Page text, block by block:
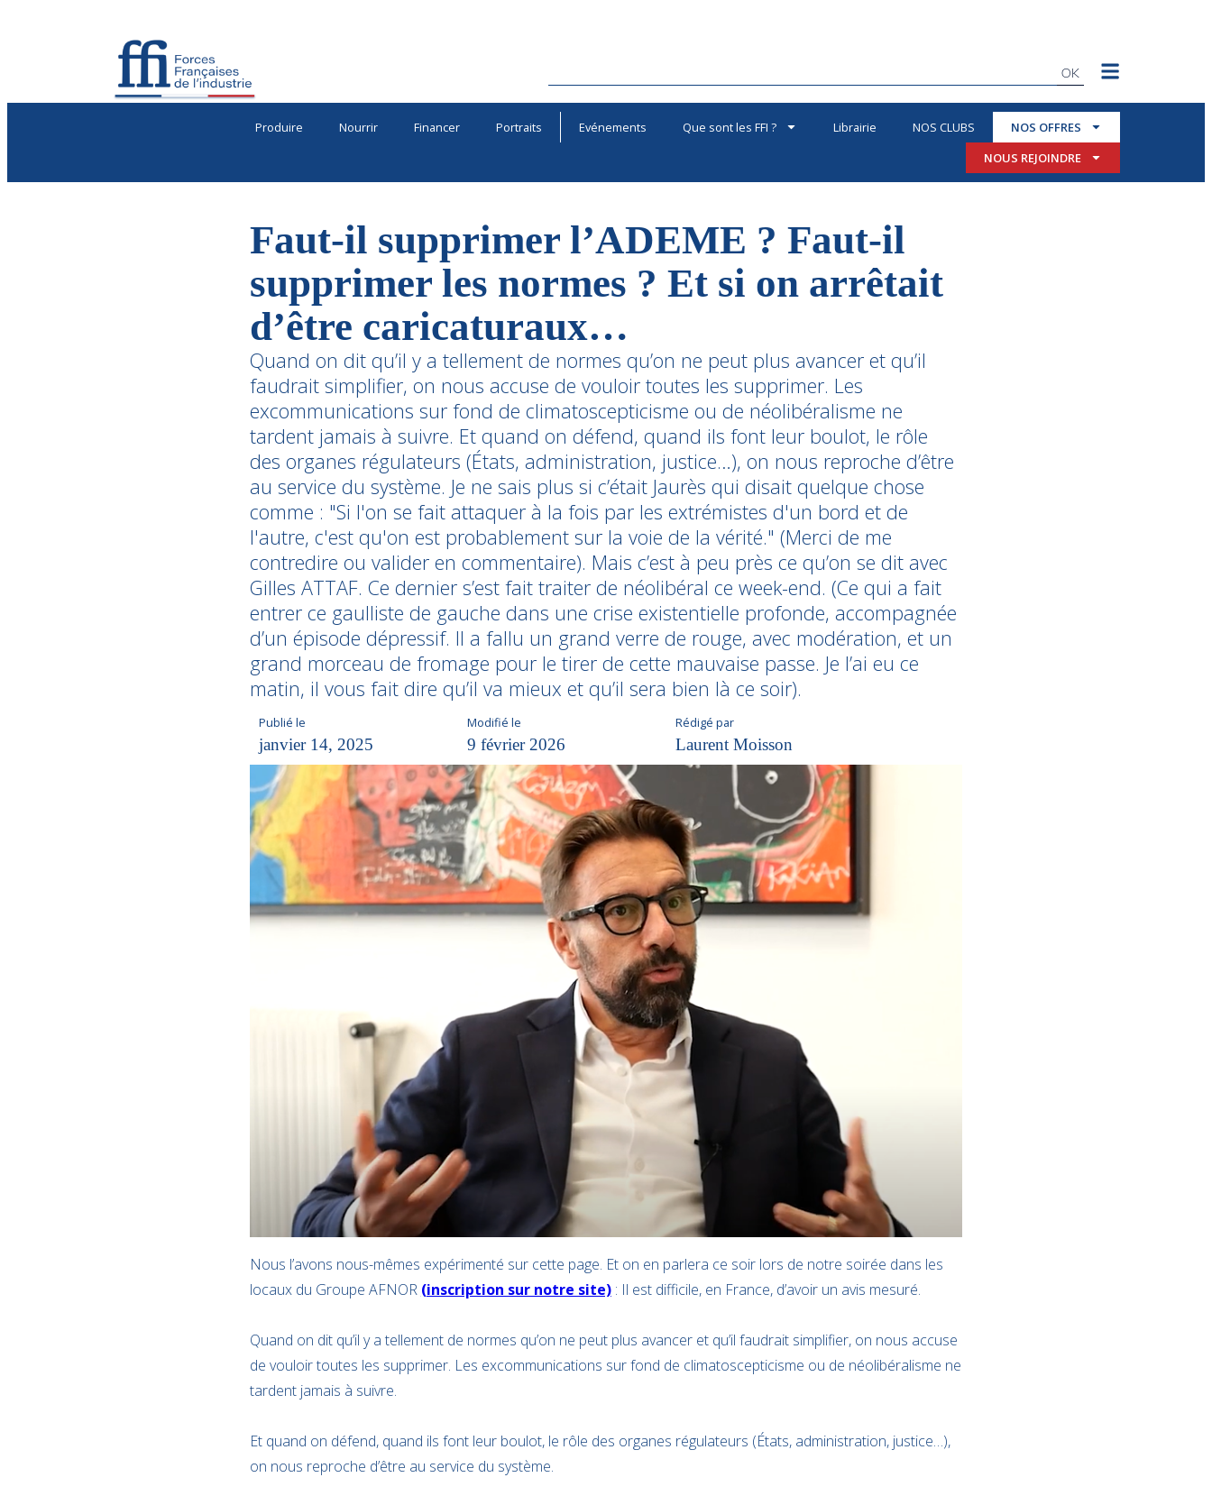
OK
Produire Nourrir Financer Portraits Evénements Que sont les FFI ? Librairie NOS CLUBS
NOS OFFRES
NOUS REJOINDRE
Faut-il supprimer l’ADEME ? Faut-il
supprimer les normes ? Et si on arrêtait
d’être caricaturaux…
Quand on dit qu’il y a tellement de normes qu’on ne peut plus avancer et qu’il
faudrait simplifier, on nous accuse de vouloir toutes les supprimer. Les
excommunications sur fond de climatoscepticisme ou de néolibéralisme ne
tardent jamais à suivre. Et quand on défend, quand ils font leur boulot, le rôle
des organes régulateurs (États, administration, justice…), on nous reproche d’être
au service du système. Je ne sais plus si c’était Jaurès qui disait quelque chose
comme : "Si l'on se fait attaquer à la fois par les extrémistes d'un bord et de
l'autre, c'est qu'on est probablement sur la voie de la vérité." (Merci de me
contredire ou valider en commentaire). Mais c’est à peu près ce qu’on se dit avec
Gilles ATTAF. Ce dernier s’est fait traiter de néolibéral ce week-end. (Ce qui a fait
entrer ce gaulliste de gauche dans une crise existentielle profonde, accompagnée
d’un épisode dépressif. Il a fallu un grand verre de rouge, avec modération, et un
grand morceau de fromage pour le tirer de cette mauvaise passe. Je l’ai eu ce
matin, il vous fait dire qu’il va mieux et qu’il sera bien là ce soir).
Publié le
janvier 14, 2025
Modifié le
9 février 2026
Rédigé par
Laurent Moisson
Nous l’avons nous-mêmes expérimenté sur cette page. Et on en parlera ce soir lors de notre soirée dans les
locaux du Groupe AFNOR (inscription sur notre site): Il est difficile, en France, d’avoir un avis mesuré.
Quand on dit qu’il y a tellement de normes qu’on ne peut plus avancer et qu’il faudrait simplifier, on nous accuse
de vouloir toutes les supprimer. Les excommunications sur fond de climatoscepticisme ou de néolibéralisme ne
tardent jamais à suivre.
Et quand on défend, quand ils font leur boulot, le rôle des organes régulateurs (États, administration, justice…),
on nous reproche d’être au service du système.